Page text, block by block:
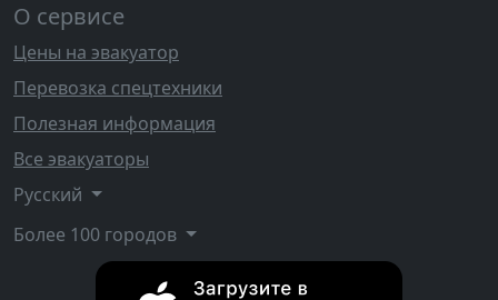
О сервисе
Цены на эвакуатор
Перевозка спецтехники
Полезная информация
Все эвакуаторы
Русский
Более 100 городов